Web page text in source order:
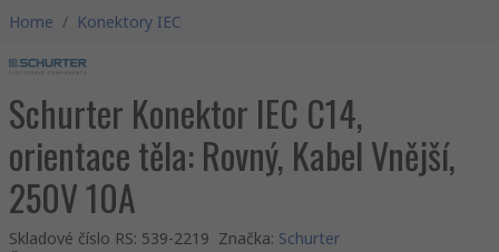
Home / Konektory IEC
Schurter Konektor IEC C14,
orientace těla: Rovný, Kabel Vnější,
250V 10A
Skladové číslo RS: 539-2219 Značka: Schurter